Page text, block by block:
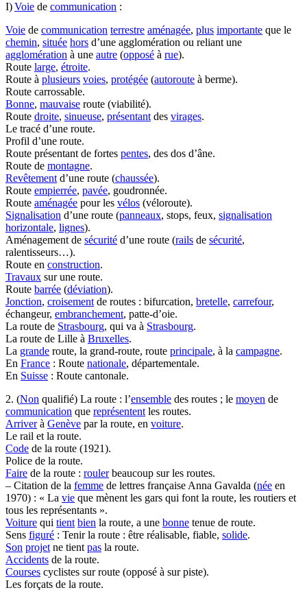
I)Voie de communication :
Voie de communication terrestre aménagée, plus importante que le
chemin, située hors d’une agglomération ou reliant une
agglomération à une autre (opposé à rue).
Route large, étroite.
Route à plusieurs voies, protégée (autoroute à berme).
Route carrossable.
Bonne, mauvaise route (viabilité).
Route droite, sinueuse, présentant des virages.
Le tracé d’une route.
Profil d’une route.
Route présentant de fortes pentes, des dos d’âne.
Route de montagne.
Revêtement d’une route (chaussée).
Route empierrée, pavée, goudronnée.
Route aménagée pour les vélos (véloroute).
Signalisation d’une route (panneaux, stops, feux, signalisation
horizontale, lignes).
Aménagement de sécurité d’une route (rails de sécurité,
ralentisseurs…).
Route en construction.
Travaux sur une route.
Route barrée (déviation).
Jonction, croisement de routes : bifurcation, bretelle, carrefour,
échangeur, embranchement, patte-d’oie.
La route de Strasbourg, qui va à Strasbourg.
La route de Lille à Bruxelles.
La grande route, la grand-route, route principale, à la campagne.
En France : Route nationale, départementale.
En Suisse : Route cantonale.
2. (Non qualifié) La route : l’ensemble des routes ; le moyen de
communication que représentent les routes.
Arriverà Genève par la route, en voiture.
Le rail et la route.
Code de la route (1921).
Police de la route.
Faire de la route : roulerbeaucoup sur les routes.
– Citation de la femme de lettres française Anna Gavalda (née en
1970) : « La vie que mènent les gars qui font la route, les routiers et
tous les représentants ».
Voiture qui tient bien la route, a une bonne tenue de route.
Sens figuré : Tenir la route : être réalisable, fiable, solide.
Son projet ne tient pas la route.
Accidents de la route.
Courses cyclistes sur route (opposé à sur piste).
Les forçats de la route.